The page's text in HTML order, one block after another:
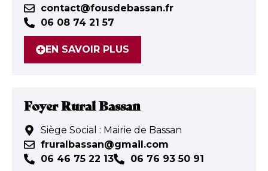
contact@fousdebassan.fr
06 08 74 21 57
EN SAVOIR PLUS
Foyer Rural Bassan
Siège Social : Mairie de Bassan
fruralbassan@gmail.com
06 46 75 22 13
06 76 93 50 91